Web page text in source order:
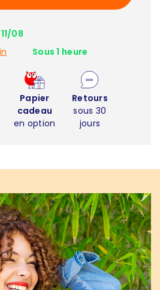
11/08
Sous 1 heure
Papier
cadeau
en option
Retours
sous 30
jours